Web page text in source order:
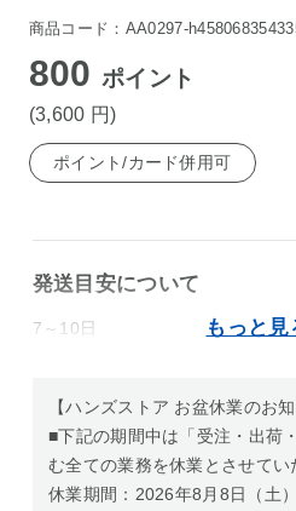
商品コード：AA0297-
800ポイント
(3,600 円)
ポイント/カード併用可
発送目安について
7～10日
【ハンズストア お盆休業のお知
■下記の期間中は「受注・出荷
む全ての業務を休業とさせてい
休業期間：2026年8月8日（土